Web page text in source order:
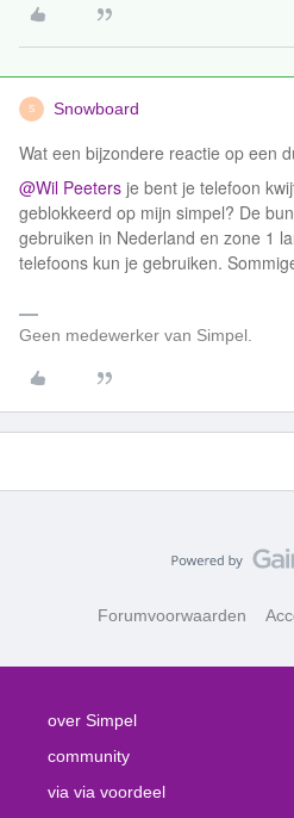
S Snowboard
Wat een bijzondere reactie op een
@Wil Peeters je bent je telefoon
geblokkeerd op mijn simpel? De
gebruiken in Nederland en zone 1
telefoons kun je gebruiken.
Geen medewerker van Simpel.
Forumvoorwaarden
over Simpel
community
via via voordeel